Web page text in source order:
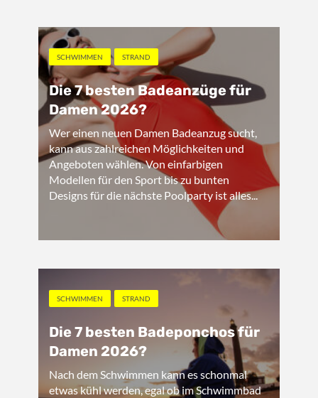
SCHWIMMEN STRAND
Die 7 besten Badeanzüge für
Damen 2026?
Wer einen neuen Damen Badeanzug sucht,
kann aus zahlreichen Möglichkeiten und
Angeboten wählen. Von einfarbigen
Modellen für den Sport bis zu bunten
Designs für die nächste Poolparty ist alles...
SCHWIMMEN STRAND
Die 7 besten Badeponchos für
Damen 2026?
Nach dem Schwimmen kann es schonmal
etwas kühl werden, egal ob im Schwimmbad